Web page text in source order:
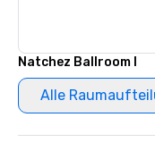
Natchez Ballroom I
Alle